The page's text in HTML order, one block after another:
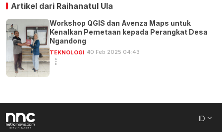
Artikel dari Raihanatul Ula
Workshop QGIS dan Avenza Maps untuk
Kenalkan Pemetaan kepada Perangkat Desa
Ngandong
TEKNOLOGI 10 Feb 2025 04:43
ID